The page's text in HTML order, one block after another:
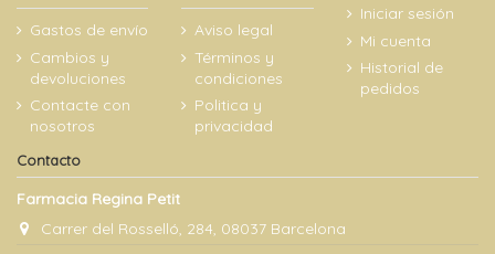
Gastos de envío
Cambios y
devoluciones
Contacte con
nosotros
Aviso legal
Términos y
condiciones
Politica y
privacidad
Iniciar sesión
Mi cuenta
Historial de
pedidos
Contacto
Farmacia Regina Petit
Carrer del Rosselló, 284, 08037 Barcelona